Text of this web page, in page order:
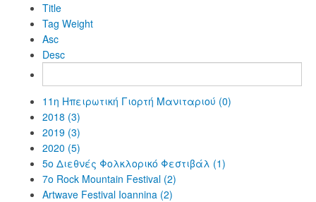
Title
Tag Weight
Asc
Desc
11η Ηπειρωτική Γιορτή Μανιταριού (0)
2018 (3)
2019 (3)
2020 (5)
5ο Διεθνές Φολκλορικό Φεστιβάλ (1)
7o Rock Mountain Festival (2)
Artwave Festival Ioannina (2)